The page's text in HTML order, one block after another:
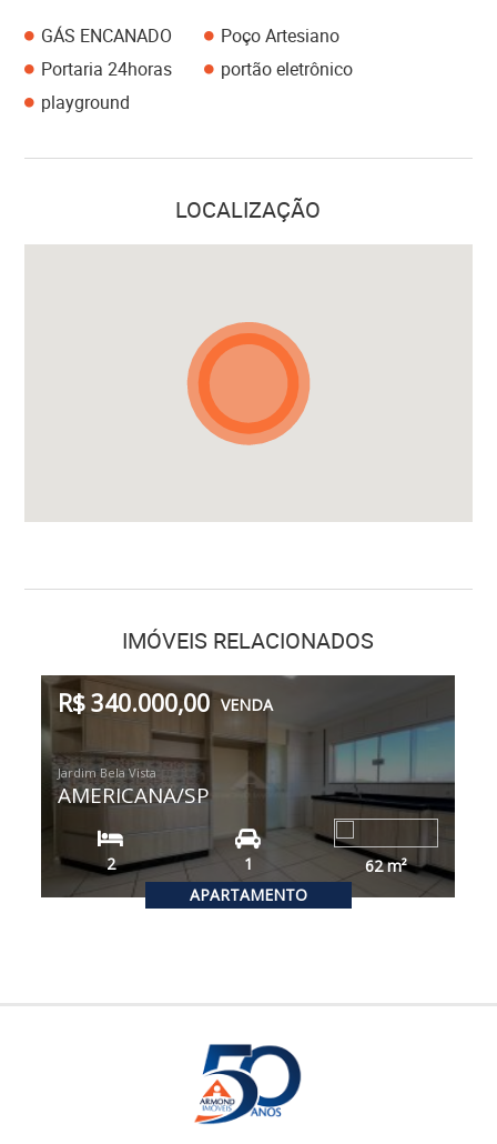
GÁS ENCANADO
Poço Artesiano
Portaria 24horas
portão eletrônico
playground
LOCALIZAÇÃO
IMÓVEIS RELACIONADOS
APARTAMENTO
R$ 340.000,00 VENDA
Jardim Bela Vista
AMERICANA/SP
2 1 62m²